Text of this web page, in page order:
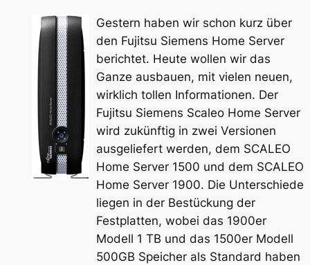
Gestern haben wir schon kurz über
den Fujitsu Siemens Home Server
berichtet. Heute wollen wir das
Ganze ausbauen, mit vielen neuen,
wirklich tollen Informationen. Der
Fujitsu Siemens Scaleo Home Server
wird zukünftig in zwei Versionen
ausgeliefert werden, dem SCALEO
Home Server 1500 und dem SCALEO
Home Server 1900. Die Unterschiede
liegen in der Bestückung der
Festplatten, wobei das 1900er
Modell 1 TB und das 1500er Modell
500GB Speicher als Standard haben